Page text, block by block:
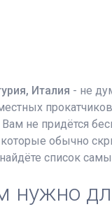
Италия - не
не придётся
обычно
список
нужно